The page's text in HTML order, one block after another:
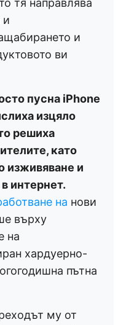
тя направлява
и
и
ви
пусна iPhone
изцяло
решиха
като
изживяване и
интернет.
на нови
върху
на
хардуерно-
пътна
му от